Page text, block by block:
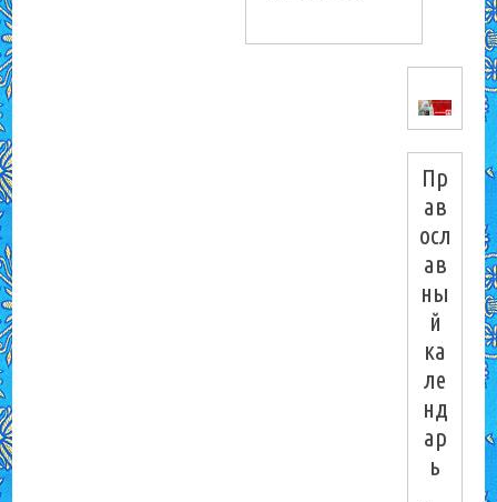
Пр
ав
осл
ав
ны
й
ка
ле
нд
ар
ь